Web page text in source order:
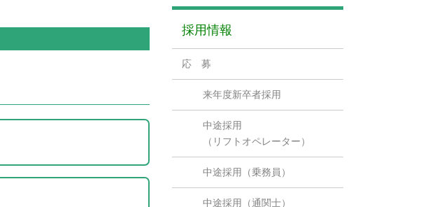
採用情報
応 募
来年度新卒者採用
中途採用
（リフトオペレーター）
中途採用（乗務員）
中途採用（通関士）